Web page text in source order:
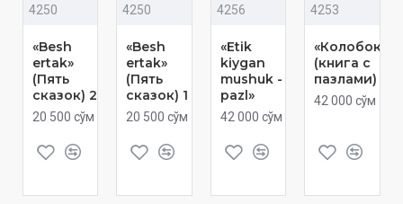
4250
«Besh
ertak»
(Пять
сказок) 2
20 500 сўм
4250
«Besh
ertak»
(Пять
сказок) 1
20 500 сўм
4256
«Etik
kiygan
mushuk -
pazl»
42 000 сўм
4253
«Колобок»
(книга с
пазлами)
42 000 сўм